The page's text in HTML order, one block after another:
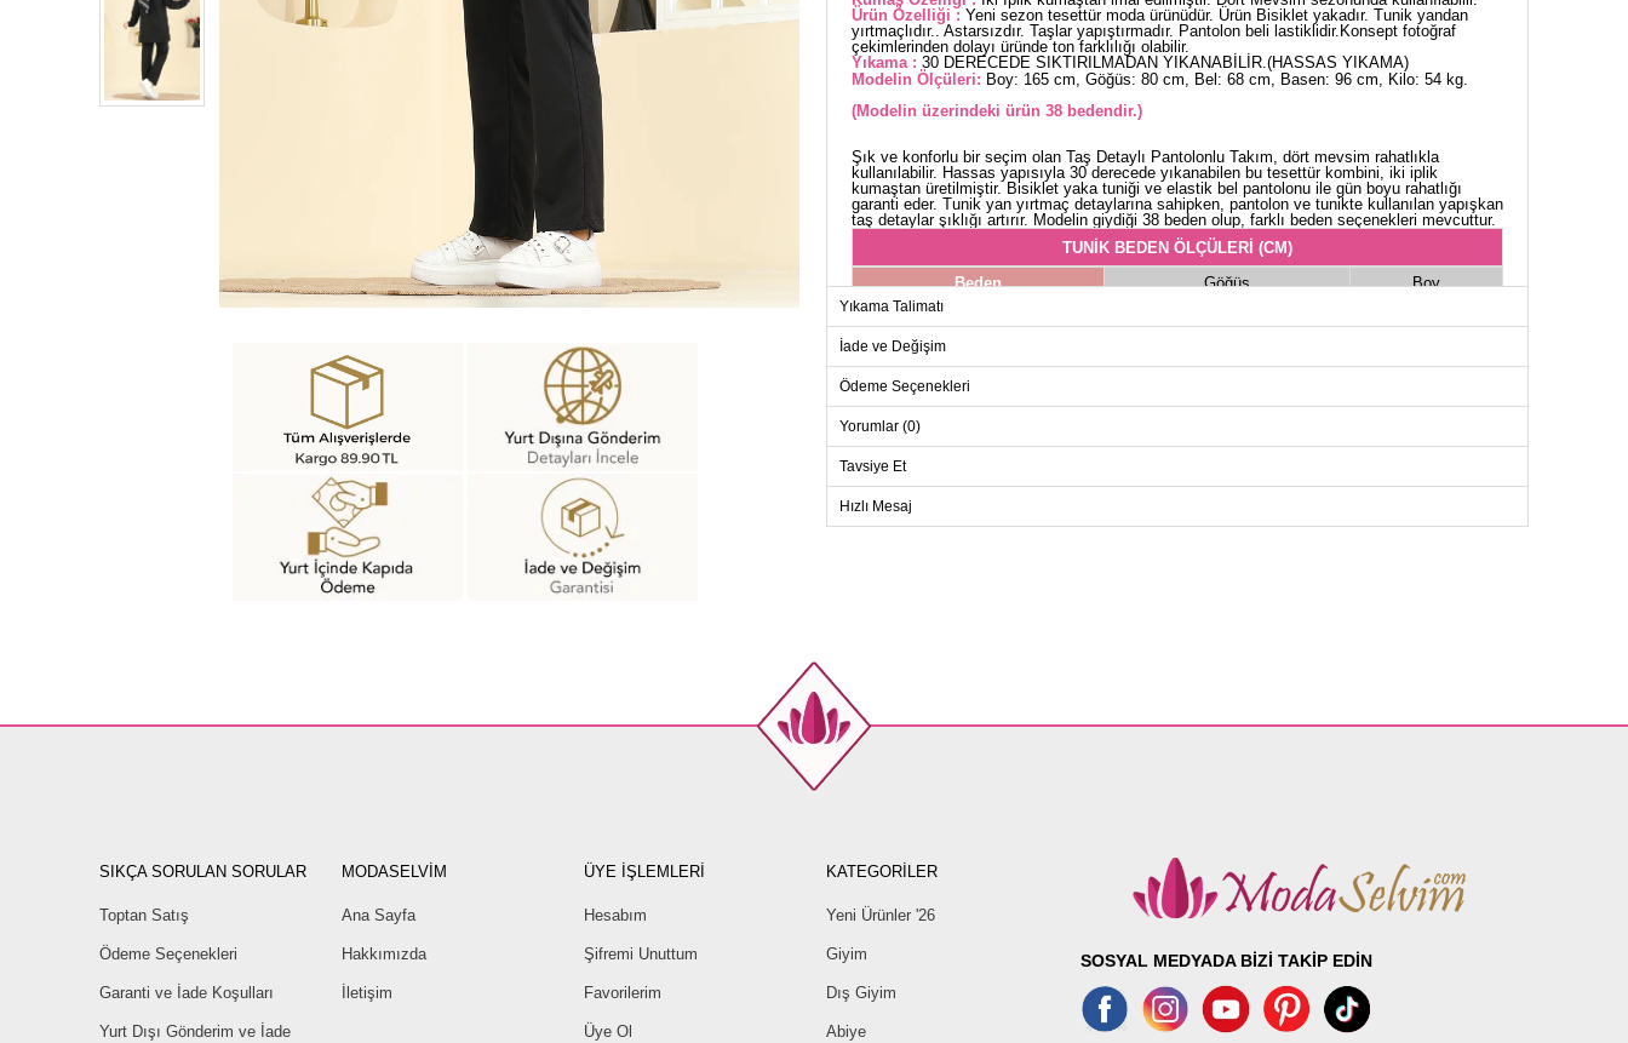
Ürün Özelliği : Yeni sezon tesettür moda ürünüdür. Ürün Bisiklet yakadır. Tunik yandan
yırtmaçlıdır.. Astarsızdır. Taşlar yapıştırmadır. Pantolon beli lastiklidir.Konsept fotoğraf
çekimlerinden dolayı üründe ton farklılığı olabilir.
Yıkama : 30 DERECEDE SIKTIRILMADAN YIKANABİLİR.(HASSAS YIKAMA)
Modelin Ölçüleri: Boy: 165 cm, Göğüs: 80 cm, Bel: 68 cm, Basen: 96 cm, Kilo: 54 kg.
(Modelin üzerindeki ürün 38 bedendir.)
Şık ve konforlu bir seçim olan Taş Detaylı Pantolonlu Takım, dört mevsim rahatlıkla
kullanılabilir. Hassas yapısıyla 30 derecede yıkanabilen bu tesettür kombini, iki iplik
kumaştan üretilmiştir. Bisiklet yaka tuniği ve elastik bel pantolonu ile gün boyu rahatlığı
garanti eder. Tunik yan yırtmaç detaylarına sahipken, pantolon ve tunikte kullanılan yapışkan
taş detaylar şıklığı artırır. Modelin giydiği 38 beden olup, farklı beden seçenekleri mevcuttur.
TUNİK BEDEN ÖLÇÜLERİ (CM)
Beden
Göğüs
Boy
44
108
78
96
96
Yıkama Talimatı
İade ve Değişim
Ödeme Seçenekleri
Yorumlar (0)
Tavsiye Et
Hızlı Mesaj
SIKÇA SORULAN SORULAR
Toptan Satış
Ödeme Seçenekleri
Garanti ve İade Koşulları
Yurt Dışı Gönderim ve İade
MODASELVİM
Ana Sayfa
Hakkımızda
İletişim
ÜYE İŞLEMLERİ
Hesabım
Şifremi Unuttum
Favorilerim
Üye Ol
KATEGORİLER
Yeni Ürünler '26
Giyim
Dış Giyim
Abiye
SOSYAL MEDYADA BİZİ TAKİP EDİN